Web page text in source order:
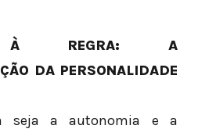
À REGRA: A
DA PERSONALIDADE
seja a autonomia e a